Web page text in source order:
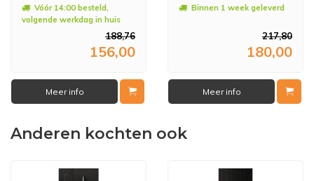
Vóór 14:00 besteld,
volgende werkdag in huis
188,76
156,00
Meer info
Binnen 1 week geleverd
217,80
180,00
Meer info
Anderen kochten ook